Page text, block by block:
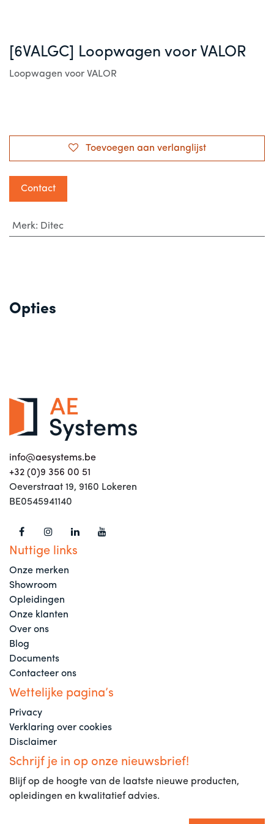
[6VALGC] Loopwagen voor VALOR
Loopwagen voor VALOR
Toevoegen aan verlanglijst
Contact
Merk: Ditec
Opties
info@aesystems.be
+32 (0)9 356 00 51
Oeverstraat 19, 9160 Lokeren
BE0545941140
Nuttige links
Onze merken
Showroom
Opleidingen
Onze klanten
Over ons
Blog
Documents
Contacteer ons
Wettelijke pagina’s
Privacy
Verklaring over cookies
Disclaimer
Schrijf je in op onze nieuwsbrief!
Blijf op de hoogte van de laatste nieuwe producten,
opleidingen en kwalitatief advies.